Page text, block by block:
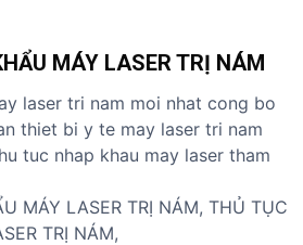
MÁY LASER TRỊ NÁM
laser tri nam moi nhat cong bo
thiet bi y te may laser tri nam
tuc nhap khau may laser tham
MÁY LASER TRỊ NÁM, THỦ TỤC
TRỊ NÁM,